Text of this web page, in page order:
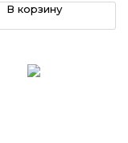
В корзину